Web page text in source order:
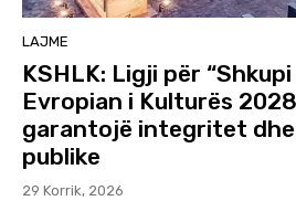
LAJME
KSHLK: Ligji për
Evropian i Kulturës
garantojë integritet
publike
29 Korrik, 2026